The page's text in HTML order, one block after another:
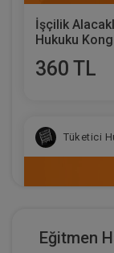
İşçilik
Hukuku
360 TL
Tüketici
Eğitmen